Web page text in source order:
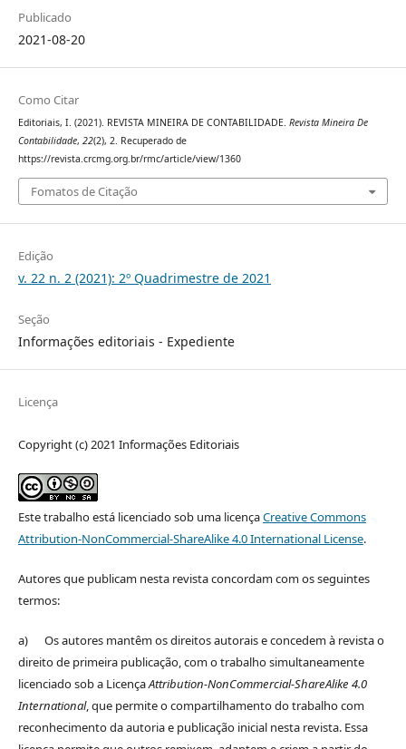
Publicado
2021-08-20
Como Citar
Editoriais, I. (2021). REVISTA MINEIRA DE CONTABILIDADE. Revista Mineira De
Contabilidade, 22(2), 2. Recuperado de
https://revista.crcmg.org.br/rmc/article/view/1360
Fomatos de Citação
Edição
v. 22 n. 2 (2021): 2º Quadrimestre de 2021
Seção
Informações editoriais - Expediente
Licença
Copyright (c) 2021 Informações Editoriais
Este trabalho está licenciado sob uma licençaCreative Commons
Attribution-NonCommercial-ShareAlike 4.0 International License.
Autores que publicam nesta revista concordam com os seguintes
termos:
a) Os autores mantêm os direitos autorais e concedem à revista o
direito de primeira publicação, com o trabalho simultaneamente
licenciado sob a LicençaAttribution-NonCommercial-ShareAlike 4.0
International, que permite o compartilhamento do trabalho com
reconhecimento da autoria e publicação inicial nesta revista. Essa